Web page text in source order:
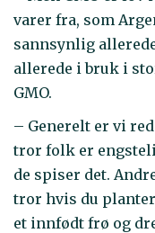
varer fra, som
sannsynlig
allerede i bruk i
GMO.
– Generelt er vi
tror folk er
de spiser det.
tror hvis du
et innfødt frø og